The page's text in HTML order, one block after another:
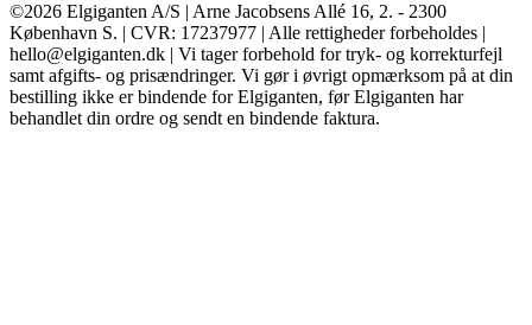
©2026 Elgiganten A/S | Arne Jacobsens Allé 16, 2. - 2300
København S. | CVR: 17237977 | Alle rettigheder forbeholdes |
hello@elgiganten.dk | Vi tager forbehold for tryk- og korrekturfejl
samt afgifts- og prisændringer. Vi gør i øvrigt opmærksom på at din
bestilling ikke er bindende for Elgiganten, før Elgiganten har
behandlet din ordre og sendt en bindende faktura.